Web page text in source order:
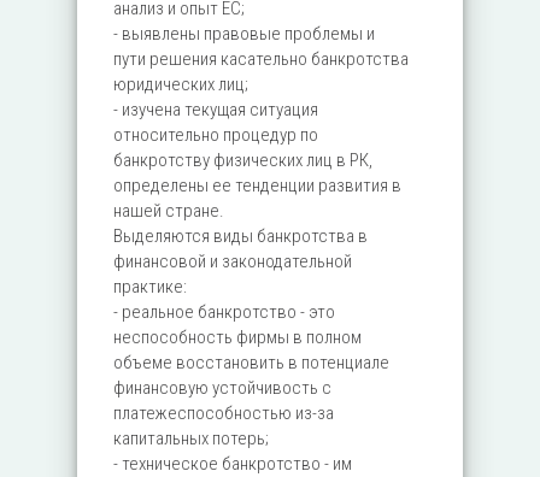
анализ и опыт ЕС;
- выявлены правовые проблемы и
пути решения касательно банкротства
юридических лиц;
- изучена текущая ситуация
относительно процедур по
банкротству физических лиц в РК,
определены ее тенденции развития в
нашей стране.
Выделяются виды банкротства в
финансовой и законодательной
практике:
- реальное банкротство - это
неспособность фирмы в полном
объеме восстановить в потенциале
финансовую устойчивость с
платежеспособностью из-за
капитальных потерь;
- техническое банкротство - им